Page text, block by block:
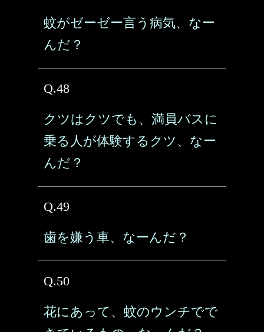
蚊がゼーゼー言う病気、なー
んだ？
Q.48
クツはクツでも、満員バスに
乗る人が体験するクツ、なー
んだ？
Q.49
歯を嫌う車、なーんだ？
Q.50
花にあって、蚊のウンチでで